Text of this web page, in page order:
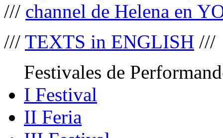
/// channel de Helena en
/// TEXTS in ENGLISH ///
Festivales de
I Festival
II Feria